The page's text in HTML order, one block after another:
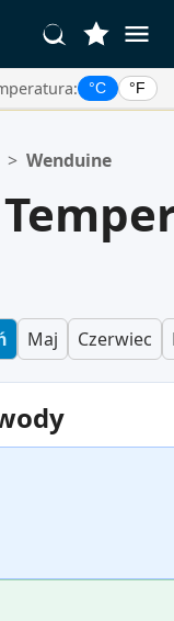
°C °F
> Wenduine
Maj Czerwiec